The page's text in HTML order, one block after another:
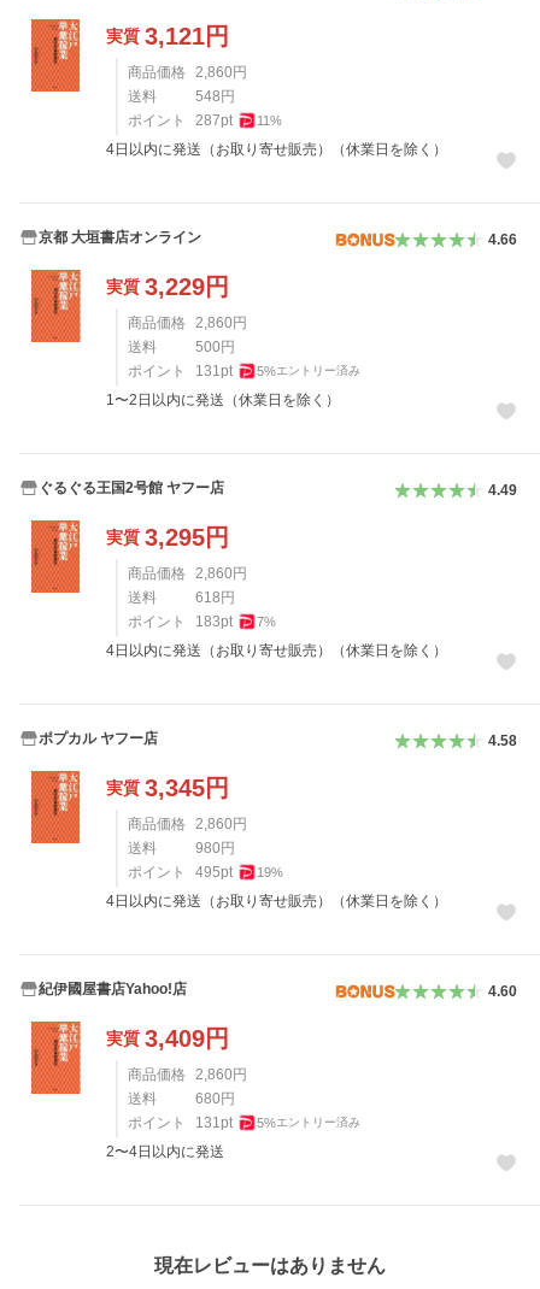
実質 3,121円
商品価格 2,860 円
送料
548 円
ポイント
287pt 11%
4日以内に発送（お取り寄せ販売）（休業日を除く）
京都 大垣書店オンライン 4.66
実質 3,229円
商品価格 2,860 円
送料
500 円
ポイント
131pt 5%エントリー済み
1〜2日以内に発送（休業日を除く）
ぐるぐる王国2号館 ヤフー店 4.49
実質 3,295円
商品価格 2,860 円
送料
618 円
ポイント
183pt 7%
4日以内に発送（お取り寄せ販売）（休業日を除く）
ポプカル ヤフー店 4.58
実質 3,345円
商品価格 2,860 円
送料
980 円
ポイント
495pt 19%
4日以内に発送（お取り寄せ販売）（休業日を除く）
紀伊國屋書店Yahoo!店 4.60
実質 3,409円
商品価格 2,860 円
送料
680 円
ポイント
131pt 5%エントリー済み
2〜4日以内に発送
現在レビューはありません